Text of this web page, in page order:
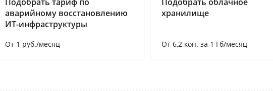
аварийному восстановлению
ИТ-инфраструктуры
От 1 руб./месяц
хранилище
От 6,2 коп. за 1 Гб/месяц